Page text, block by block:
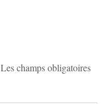
Les champs obligatoires